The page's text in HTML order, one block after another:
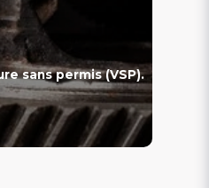
sans permis (VSP).